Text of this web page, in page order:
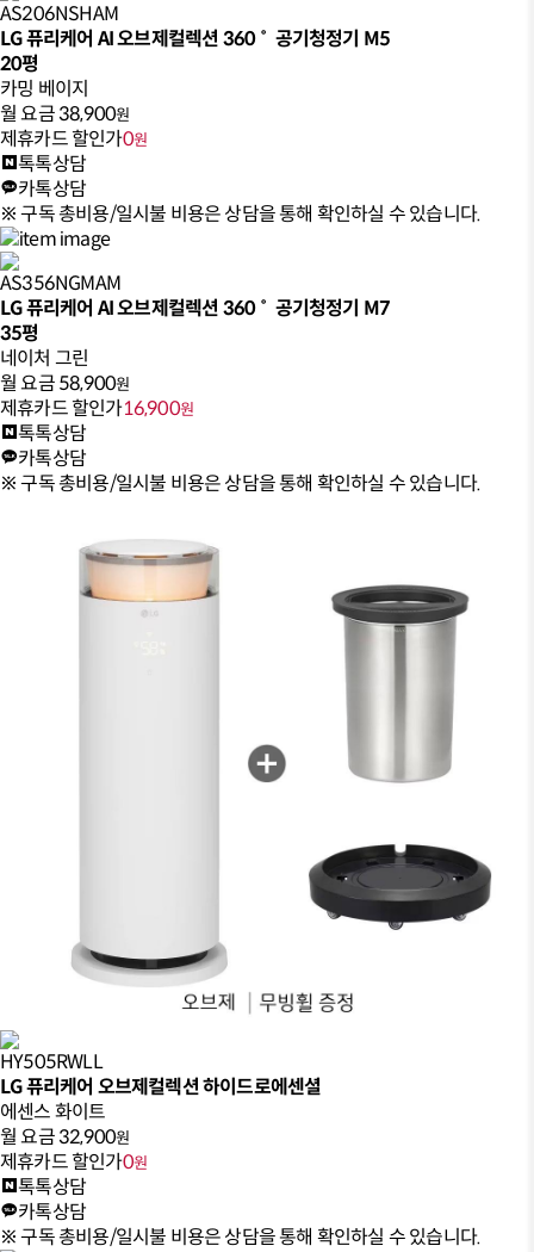
AS206NSHAM
LG 퓨리케어 AI 오브제컬렉션 360˚ 공기청정기 M5
20평
카밍 베이지
월 요금38,900원
제휴카드 할인가0원
톡톡상담
카톡상담
※ 구독 총비용/일시불 비용은 상담을 통해 확인하실 수 있습니다.
AS356NGMAM
LG 퓨리케어 AI 오브제컬렉션 360˚ 공기청정기 M7
35평
네이처 그린
월 요금58,900원
제휴카드 할인가16,900원
톡톡상담
카톡상담
※ 구독 총비용/일시불 비용은 상담을 통해 확인하실 수 있습니다.
HY505RWLL
LG 퓨리케어 오브제컬렉션 하이드로에센셜
에센스 화이트
월 요금32,900원
제휴카드 할인가0원
톡톡상담
카톡상담
※ 구독 총비용/일시불 비용은 상담을 통해 확인하실 수 있습니다.